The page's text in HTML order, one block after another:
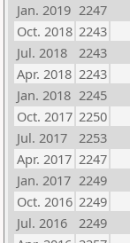
Jan. 2019 2247
Oct. 2018 2243
Jul. 2018
2243
Apr. 2018 2243
Jan. 2018 2245
Oct. 2017 2250
Jul. 2017
2253
Apr. 2017 2247
Jan. 2017 2249
Oct. 2016 2249
Jul. 2016
2249